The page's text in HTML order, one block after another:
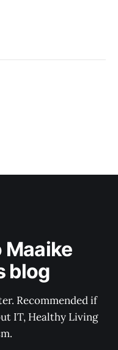
Maaike
blog
Recommended if
IT, Healthy Living